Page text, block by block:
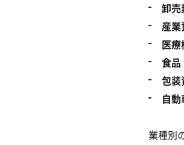
卸売
産業
医
食品
包装
自
業種別